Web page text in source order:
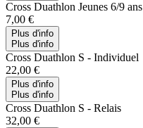
Cross Duathlon Jeunes 6/9 ans
7,00 €
Plus d'info
Plus d'info
Cross Duathlon S - Individuel
22,00 €
Plus d'info
Plus d'info
Cross Duathlon S - Relais
32,00 €